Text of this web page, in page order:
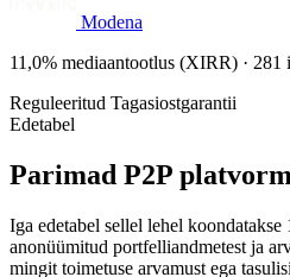
Modena
11,0% mediaantootlus (XIRR) · 281
Reguleeritud Tagasiostgarantii
Edetabel
Parimad P2P
Iga edetabel sellel lehel
anonüümitud portfelliandmetest ja
mingit toimetuse arvamust ega